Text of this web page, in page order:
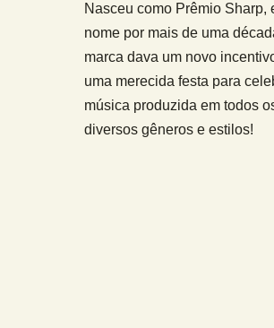
Nasceu como Prêmio Sharp,
nome por mais de uma
marca dava um novo
uma merecida festa para
música produzida em todos
diversos gêneros e estilos!